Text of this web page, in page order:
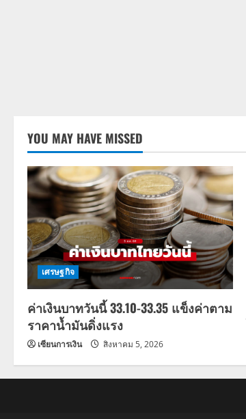
YOU MAY HAVE MISSED
เศรษฐกิจ
ค่าเงินบาทวันนี้ 33.10-33.35 แข็งค่าตาม
ราคาน้ำมันดิ่งแรง
เซียนการเงิน สิงหาคม 5, 2026